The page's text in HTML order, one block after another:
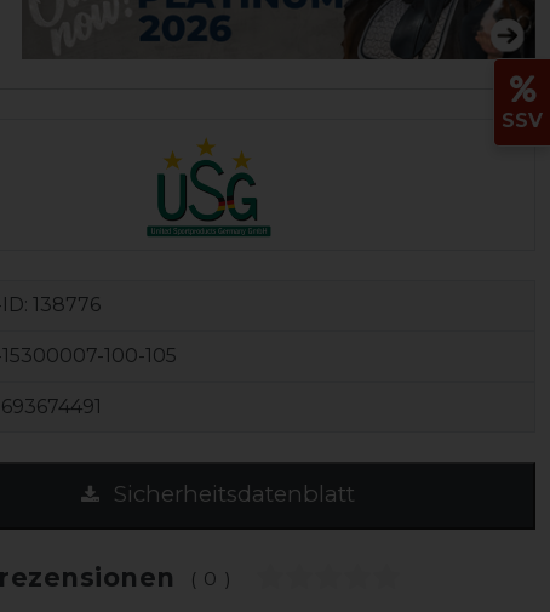
138776
100-105
Sicherheitsdatenblatt
(0)
SSV